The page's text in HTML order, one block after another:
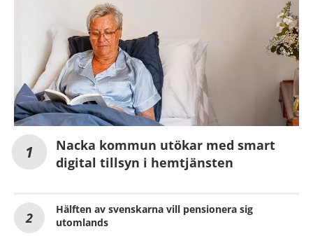
Nacka kommun utökar med smart
digital tillsyn i hemtjänsten
Hälften av svenskarna vill pensionera sig
utomlands